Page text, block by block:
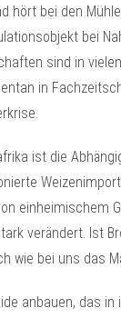
hört bei den
bei
sind in
in
ist die
einheimischem
verändert. Ist
wie bei uns das
anbauen, das